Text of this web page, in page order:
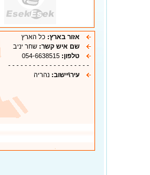
אזור בארץ: כל הארץ
שם איש קשר: שחר יניב
טלפון:
- - - - - - - - - - - - - - - - - - - -
עיר\יישוב: נהריה